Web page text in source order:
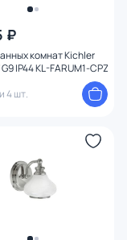
₽
комнат Kichler
IP44 KL-FARUM1-CPZ
4 шт.